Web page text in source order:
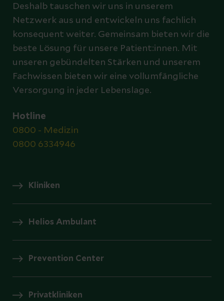
Deshalb tauschen wir uns in unserem
Netzwerk aus und entwickeln uns fachlich
konsequent weiter. Gemeinsam bieten wir die
beste Lösung für unsere Patient:innen. Mit
unseren gebündelten Stärken und unserem
Fachwissen bieten wir eine vollumfängliche
Versorgung in jeder Lebenslage.
Hotline
0800 - Medizin
0800 6334946
Kliniken
Helios Ambulant
Prevention Center
Privatkliniken